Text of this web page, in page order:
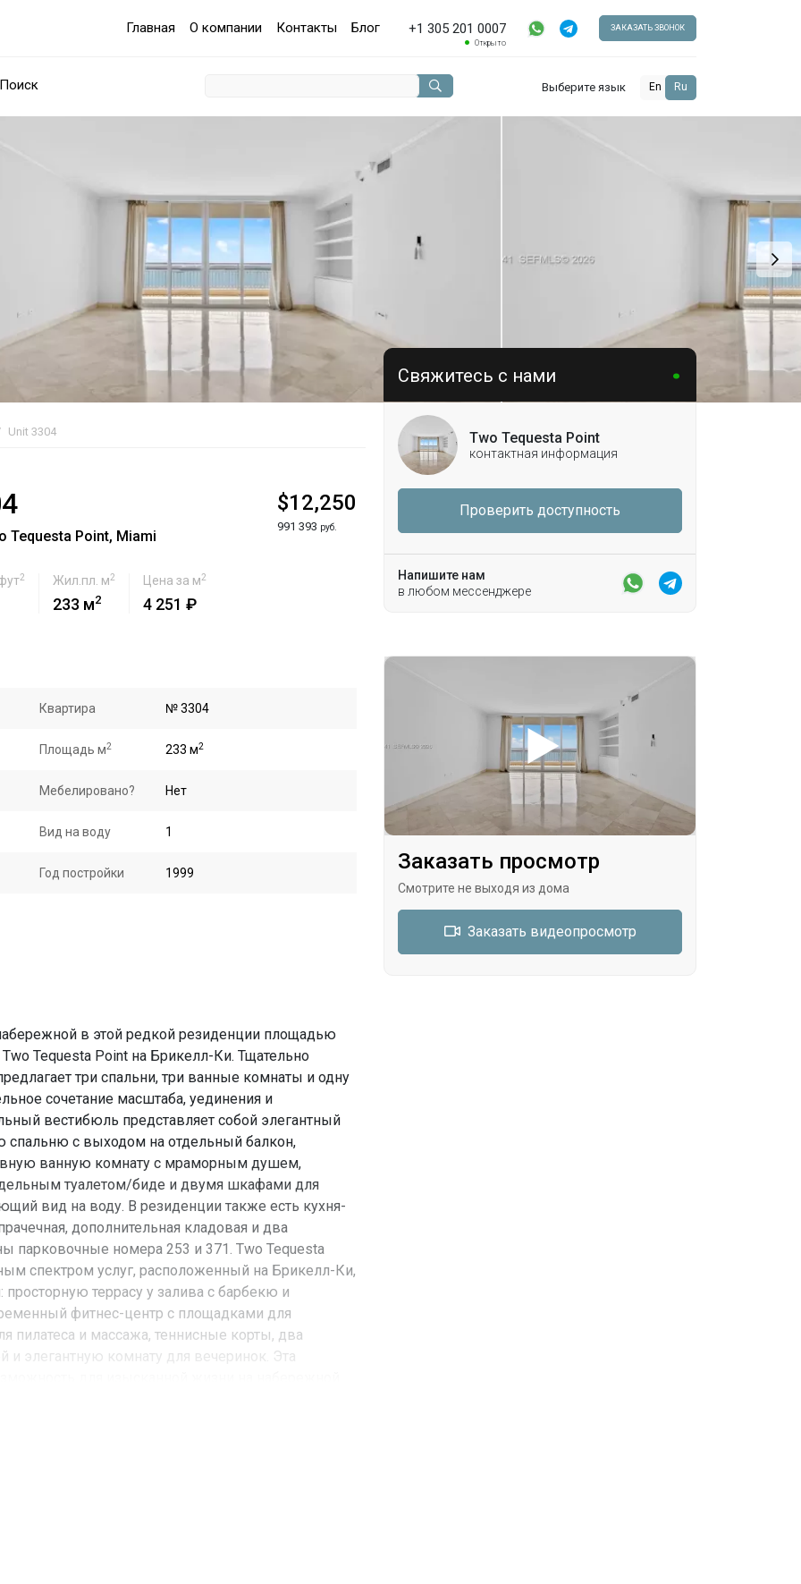
Главная О компании Контакты Блог +1 305 201 0007
Открыто
ЗАКАЗАТЬ ЗВОНОК
Поиск Выберите язык En Ru
Unit 3304
Tequesta Point, Miami
$12,250
991 393 руб.
2 Жил.пл. м2
233 м2
Цена за м2
4 251 ₽
Квартира № 3304
Площадь м2 233 м2
Мебелировано? Нет
Вид на воду 1
Год постройки 1999
в этой редкой резиденции площадью
Tequesta Point на Брикелл-Ки. Тщательно
три спальни, три ванные комнаты и одну
сочетание масштаба, уединения и
вестибюль представляет собой элегантный
с выходом на отдельный балкон,
ванную комнату с мраморным душем,
туалетом/биде и двумя шкафами для
вид на воду. В резиденции также есть кухня-
дополнительная кладовая и два
парковочные номера 253 и 371. Two Tequesta
спектром услуг, расположенный на Брикелл-Ки,
террасу у залива с барбекю и
фитнес-центр с площадками для
пилатеса и массажа, теннисные корты, два
и элегантную комнату для вечеринок. Эта
Свяжитесь с нами
Two Tequesta Point
контактная информация
Проверить доступность
Напишите нам
в любом мессенджере
Заказать просмотр
Смотрите не выходя из дома
Заказать видеопросмотр